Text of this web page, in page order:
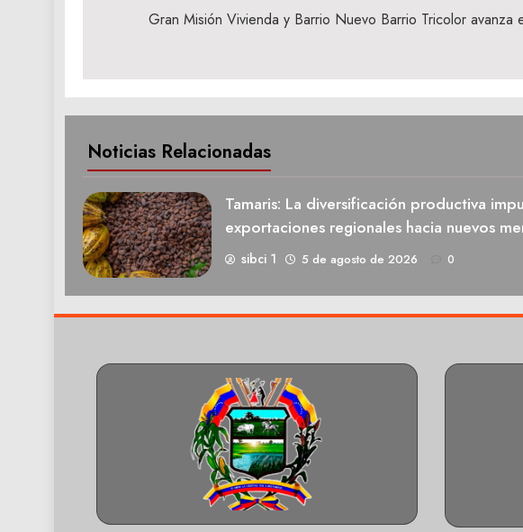
Gran Misión Vivienda y Barrio Nuevo Barrio Tricolor avanza
Noticias Relacionadas
Tamaris: La diversificación productiva
exportaciones regionales hacia nuevos
sibci 1 5 de agosto de 2026 0